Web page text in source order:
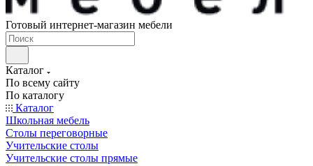
Готовый интернет-магазин мебели
Каталог
По всему сайту
По каталогу
Каталог
Школьная мебель
Столы переговорные
Учительские столы
Учительские столы прямые